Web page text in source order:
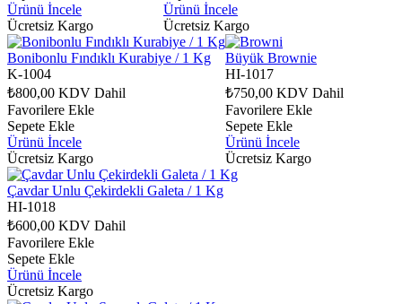
Ürünü İncele
Ücretsiz Kargo
Ürünü İncele
Ücretsiz Kargo
Bonibonlu Fındıklı Kurabiye / 1 Kg
K-1004
₺800,00 KDV Dahil
Favorilere Ekle
Sepete Ekle
Ürünü İncele
Ücretsiz Kargo
Büyük Brownie
HI-1017
₺750,00 KDV Dahil
Favorilere Ekle
Sepete Ekle
Ürünü İncele
Ücretsiz Kargo
Çavdar Unlu Çekirdekli Galeta / 1 Kg
HI-1018
₺600,00 KDV Dahil
Favorilere Ekle
Sepete Ekle
Ürünü İncele
Ücretsiz Kargo